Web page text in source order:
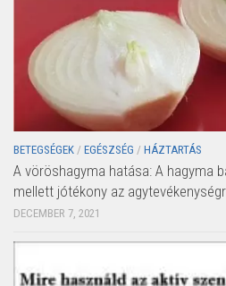
BETEGSÉGEK / EGÉSZSÉG / HÁZTARTÁS
A vöröshagyma hatása: A hagyma
mellett jótékony az
DECEMBER 7, 2021